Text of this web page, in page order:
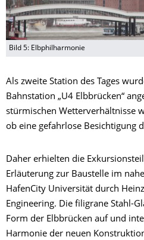
Bild 5: Elbphilharmonie
Als zweite Station des Tages
Bahnstation „U4 Elbbrücken“
stürmischen Wetterverhältnisse
ob eine gefahrlose Besichtigung
Daher erhielten die
Erläuterung zur Baustelle im
HafenCity Universität durch
Engineering. Die filigrane Stahl-
Form der Elbbrücken auf und
Harmonie der neuen